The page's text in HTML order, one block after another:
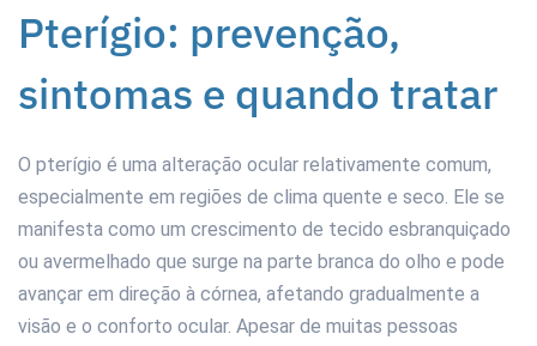
Pterígio: prevenção,
sintomas e quando tratar
O pterígio é uma alteração ocular relativamente comum,
especialmente em regiões de clima quente e seco. Ele se
manifesta como um crescimento de tecido esbranquiçado
ou avermelhado que surge na parte branca do olho e pode
avançar em direção à córnea, afetando gradualmente a
visão e o conforto ocular. Apesar de muitas pessoas